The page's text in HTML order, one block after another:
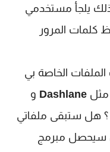
يلجأ مستخدمي
كلمات المرور
الخاصة بي
مثل
و
هل ستبقى ملفاتي
سيحصل مبرمج